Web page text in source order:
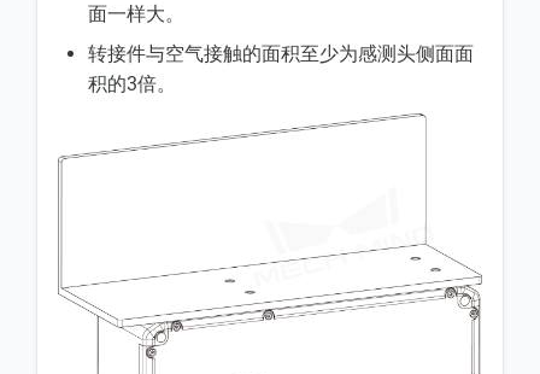
面一样大。
转接件与空气接触的面积至少为感测头侧面面
积的3倍。